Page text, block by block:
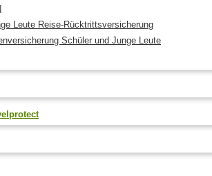
Leute Reise-Rücktrittsversicherung
Schüler und Junge Leute